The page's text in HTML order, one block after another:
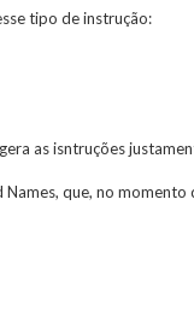
tipo de instrução:
as isntruções
que, no momento